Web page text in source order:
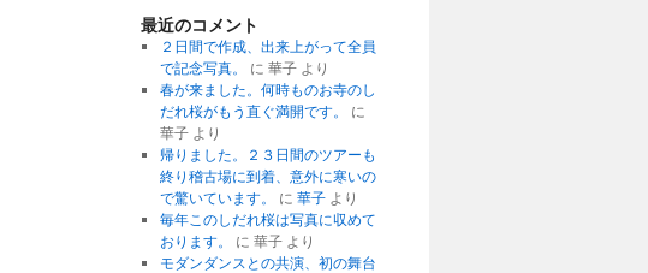
最近のコメント
２日間で作成、出来上がって全員
で記念写真。
に 華子 より
春が来ました。何時ものお寺のし
だれ桜がもう直ぐ満開です。
に
華子 より
帰りました。２３日間のツアーも
終り稽古場に到着、意外に寒いの
で驚いています。
に 華子より
毎年このしだれ桜は写真に収めて
おります。
に 華子 より
モダンダンスとの共演、初の舞台